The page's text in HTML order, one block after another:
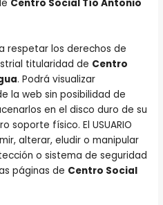
Centro Social Tío Antonio
respetar los derechos de
titularidad de Centro
. Podrá visualizar
la web sin posibilidad de
en el disco duro de su
soporte físico. El USUARIO
alterar, eludir o manipular
o sistema de seguridad
páginas de Centro Social